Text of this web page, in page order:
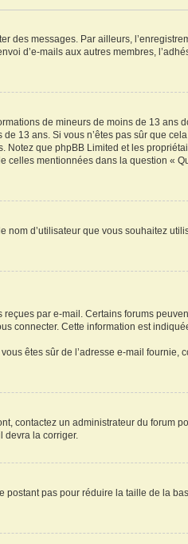
des messages. Par ailleurs,
d’e-mails aux autres membres,
de mineurs de moins de 13 ans
13 ans. Si vous n’êtes pas sûr que cela
Notez que phpBB Limited et les
celles mentionnées dans la question «
nom d’utilisateur que vous souhaitez
reçues par e-mail. Certains forums
connecter. Cette information est
êtes sûr de l’adresse e-mail fournie,
contactez un administrateur du forum
devra la corriger.
postant pas pour réduire la taille de la